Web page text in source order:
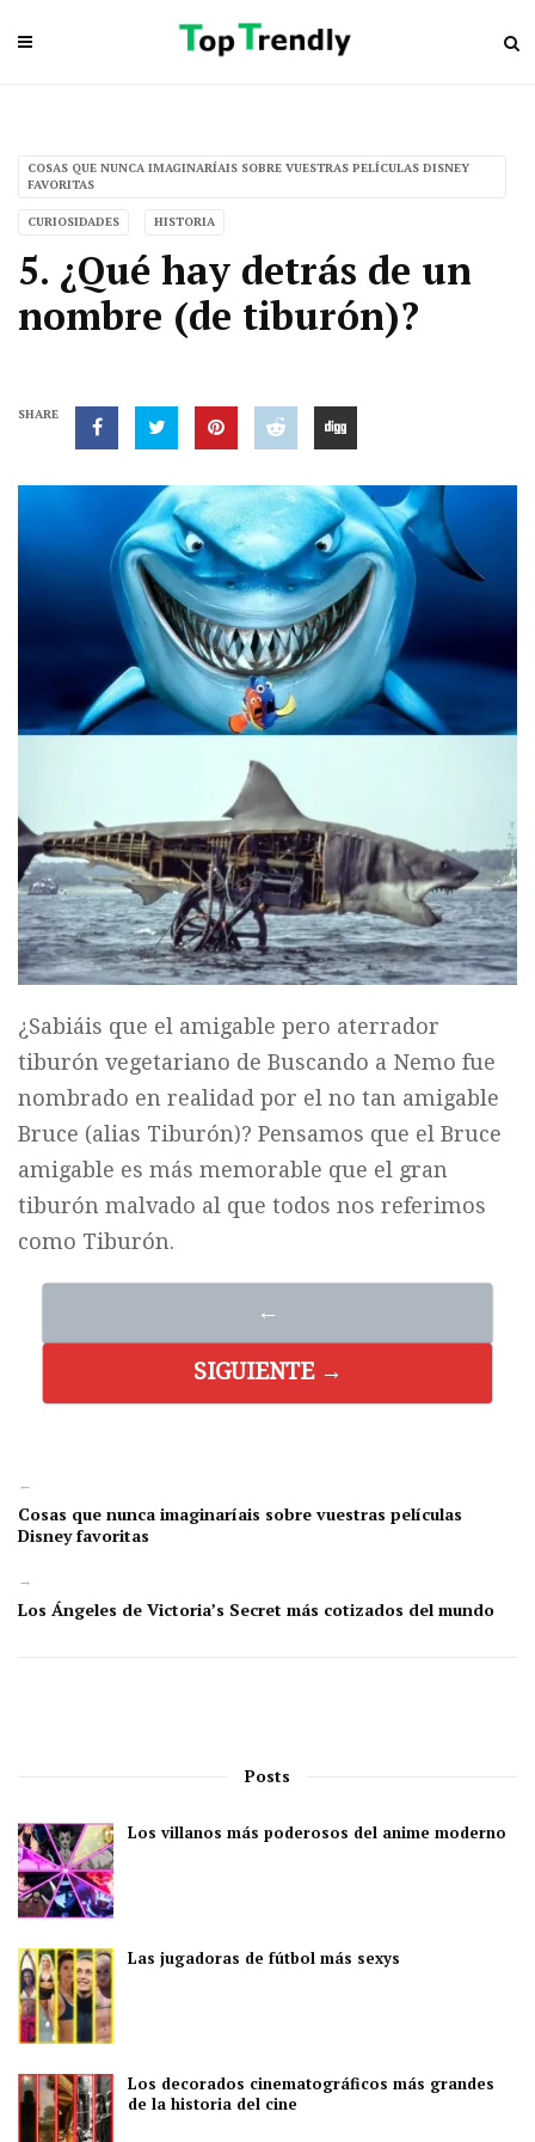
COSAS QUE NUNCA IMAGINARÍAIS SOBRE VUESTRAS PELÍCULAS DISNEY
FAVORITAS
CURIOSIDADES HISTORIA
5. ¿Qué hay detrás de un
nombre (de tiburón)?
SHARE
¿Sabiáis que el amigable pero aterrador
tiburón vegetariano de Buscando a Nemo fue
nombrado en realidad por el no tan amigable
Bruce (alias Tiburón)? Pensamos que el Bruce
amigable es más memorable que el gran
tiburón malvado al que todos nos referimos
como Tiburón.
←
SIGUIENTE →
←
Cosas que nunca imaginaríais sobre vuestras películas
Disney favoritas
→
Los Ángeles de Victoria’s Secret más cotizados del mundo
Posts
Los villanos más poderosos del anime moderno
Las jugadoras de fútbol más sexys
Los decorados cinematográficos más grandes
de la historia del cine